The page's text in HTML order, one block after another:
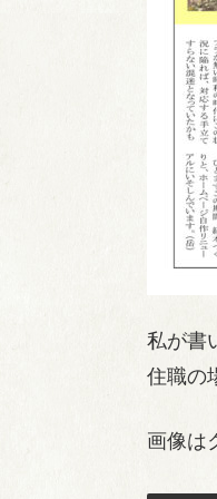
私が書
住職の
画像は